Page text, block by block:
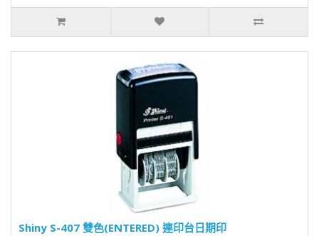
Shiny S-407 雙色(ENTERED) 連印台日期印